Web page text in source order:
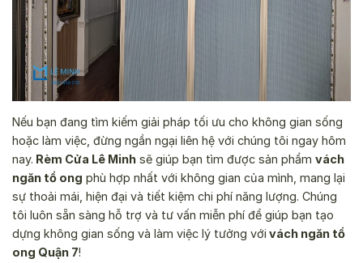
Nếu bạn đang tìm kiếm giải pháp tối ưu cho không gian sống
hoặc làm việc, đừng ngần ngại liên hệ với chúng tôi ngay hôm
nay. Rèm Cửa Lê Minh sẽ giúp bạn tìm được sản phẩm vách
ngăn tổ ong phù hợp nhất với không gian của mình, mang lại
sự thoải mái, hiện đại và tiết kiệm chi phí năng lượng. Chúng
tôi luôn sẵn sàng hỗ trợ và tư vấn miễn phí để giúp bạn tạo
dựng không gian sống và làm việc lý tưởng với vách ngăn tổ
ong Quận 7!